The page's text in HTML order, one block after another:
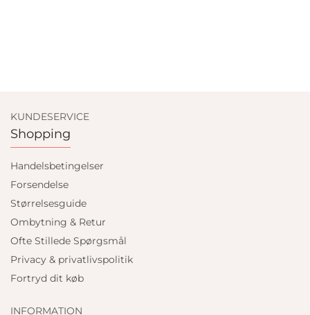
KUNDESERVICE
Shopping
Handelsbetingelser
Forsendelse
Størrelsesguide
Ombytning & Retur
Ofte Stillede Spørgsmål
Privacy & privatlivspolitik
Fortryd dit køb
INFORMATION